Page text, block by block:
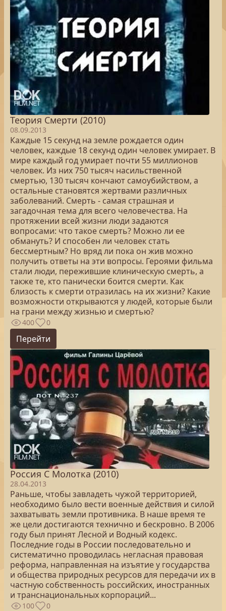
Теория Смерти (2010)
08.09.2013
Каждые 15 секунд на земле рождается один
человек, каждые 18 секунд один человек умирает. В
мире каждый год умирает почти 55 миллионов
человек. Из них 750 тысяч насильственной
смертью, 130 тысяч кончают самоубийством, а
остальные становятся жертвами различных
заболеваний. Смерть - самая страшная и
загадочная тема для всего человечества. На
протяжении всей жизни люди задаются
вопросами: что такое смерть? Можно ли ее
обмануть? И способен ли человек стать
бессмертным? Но вряд ли пока он жив можно
получить ответы на эти вопросы. Героями фильма
стали люди, пережившие клиническую смерть, а
также те, кто панически боится смерти. Как
близость к смерти отразилась на их жизни? Какие
возможности открываются у людей, которые были
на грани между жизнью и смертью?
400 0
Перейти
Россия С Молотка (2010)
28.04.2013
Раньше, чтобы завладеть чужой территорией,
необходимо было вести военные действия и силой
захватывать земли противника. В наше время те
же цели достигаются технично и бескровно. В 2006
году был принят Лесной и Водный кодекс.
Последние годы в России последовательно и
систематично проводилась негласная правовая
реформа, направленная на изъятие у государства
и общества природных ресурсов для передачи их в
частную собственность российских, иностранных
и транснациональных корпораций...
100 0